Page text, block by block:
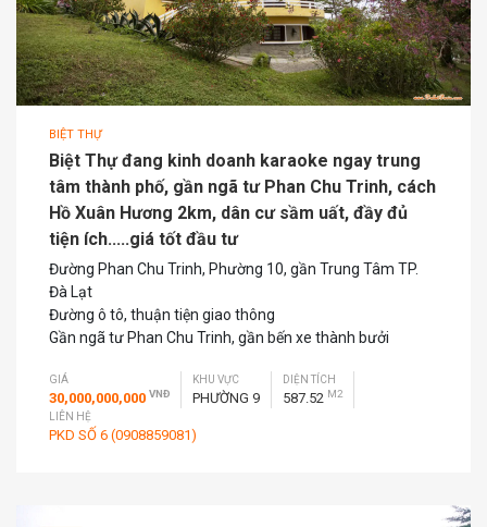
BIỆT THỰ
Biệt Thự đang kinh doanh karaoke ngay trung
tâm thành phố, gần ngã tư Phan Chu Trinh, cách
Hồ Xuân Hương 2km, dân cư sầm uất, đầy đủ
tiện ích.....giá tốt đầu tư
Đường Phan Chu Trinh, Phường 10, gần Trung Tâm TP.
Đà Lạt
Đường ô tô, thuận tiện giao thông
Gần ngã tư Phan Chu Trinh, gần bến xe thành bưởi
GIÁ
30,000,000,000 VNĐ
KHU VỰC
PHƯỜNG 9
DIỆN TÍCH
587.52 M2
LIÊN HỆ
PKD SỐ 6 (0908859081)